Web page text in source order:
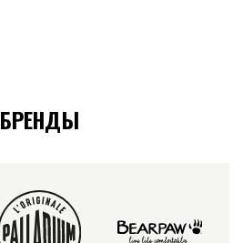
БРЕНДЫ